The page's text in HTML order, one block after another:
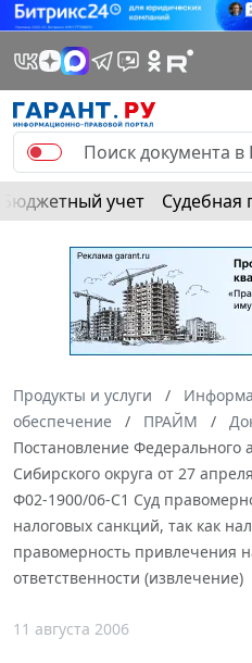
Бюджетный учет Судебная
Продукты и услуги
обеспечение
ПРАЙМ
Постановление Федерального
Сибирского округа от 27
Ф02-1900/06-С1 Суд
налоговых санкций, так как
правомерность привлечения
ответственности (извлечение)
11 августа 2006